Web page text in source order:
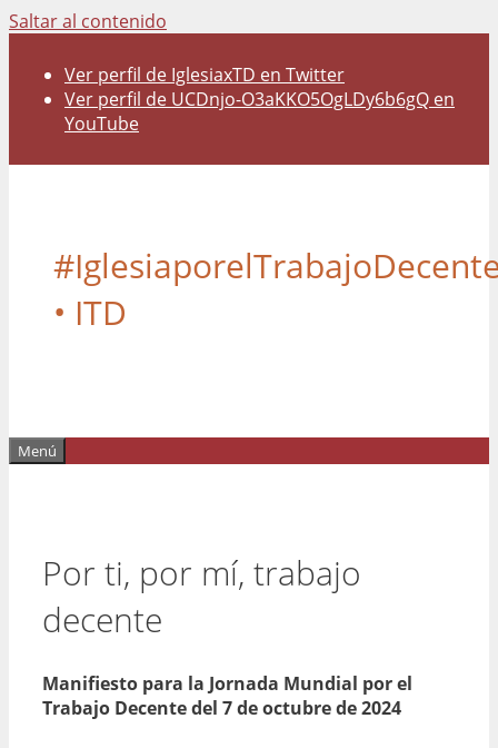
Saltar al contenido
Ver perfil de IglesiaxTD en Twitter
Ver perfil de UCDnjo-O3aKKO5OgLDy6b6gQ en
YouTube
• ITD
Menú
Por ti, por mí, trabajo
decente
Manifiesto para la Jornada Mundial por el
Trabajo Decente del 7 de octubre de 2024